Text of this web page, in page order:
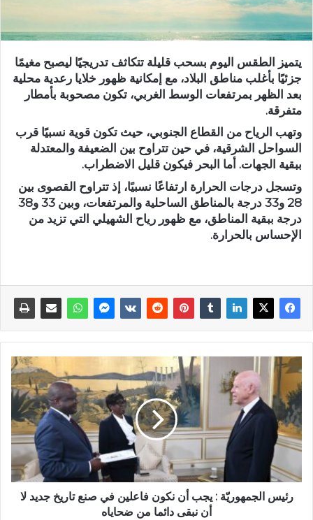
يتميز الطقس اليوم بسحب قليلة تتكاثف تدريجيًا ليصبح مغيمًا
جزئيًا بأغلب مناطق البلاد، مع إمكانية ظهور خلايا رعدية محلية
بعد الظهر بمرتفعات الوسط الغربي، تكون مصحوبة بأمطار
متفرقة.
وتهب الرياح من القطاع الجنوبي، حيث تكون قوية نسبيًا قرب
السواحل الشرقية، في حين تتراوح بين الضعيفة والمعتدلة
ببقية الجهات. أما البحر فيكون قليل الاضطراب.
وتسجل درجات الحرارة ارتفاعًا نسبيًا، إذ تتراوح القصوى بين
28 و33 درجة بالمناطق الساحلية والمرتفعات، وبين 33 و38
درجة ببقية المناطق، مع ظهور رياح الشهيلي التي تزيد من
الإحساس بالحرارة.
رئيس الجمهوريّة : يجب أن نكون فاعلين في صنع تاريخ جديد لا
أن نبقى دائما من ضحاياه